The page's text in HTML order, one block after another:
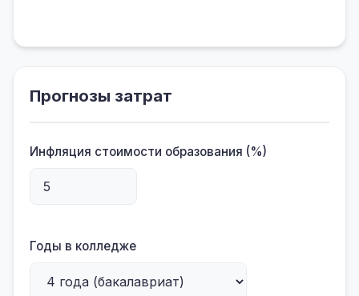
Прогнозы затрат
Инфляция стоимости образования (%)
Годы в колледже